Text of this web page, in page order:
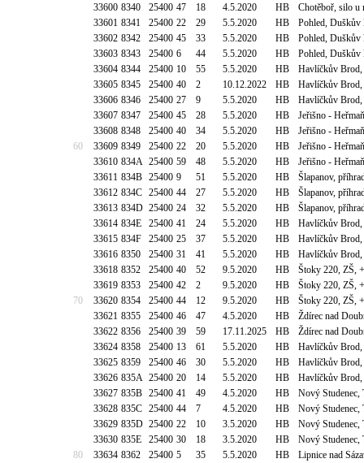
33600 8340 25400 47 18 4.5.2020 HB
Chotěboř, silo u
33601 8341 25400 22 29 5.5.2020 HB
Pohled, Duškův
33602 8342 25400 45 33 5.5.2020 HB
Pohled, Duškův
33603 8343 25400 6 44 5.5.2020 HB
Pohled, Duškův
33604 8344 25400 10 55 5.5.2020 HB
Havlíčkův
33605 8345 25400 40 2 10.12.2022 HB
Havlíčkův
33606 8346 25400 27 9 5.5.2020 HB
Havlíčkův
33607 8347 25400 45 28 5.5.2020 HB
Jeřišno -
33608 8348 25400 40 34 5.5.2020 HB
Jeřišno -
60
33609 8349 25400 22 20 5.5.2020 HB
Jeřišno -
33610 834A 25400 59 48 5.5.2020 HB
Jeřišno -
33611 834B 25400 9 51 5.5.2020 HB
Šlapanov,
33612 834C 25400 44 27 5.5.2020 HB
Šlapanov,
33613 834D 25400 24 32 5.5.2020 HB
Šlapanov,
33614 834E 25400 41 24 5.5.2020 HB
Havlíčkův Brod,
33615 834F 25400 25 37 5.5.2020 HB
Havlíčkův Brod,
33616 8350 25400 31 41 5.5.2020 HB
Havlíčkův Brod,
33618 8352 25400 40 52 9.5.2020 HB
Štoky 220, ZŠ,
33619 8353 25400 42 2 9.5.2020 HB
Štoky 220, ZŠ,
70
33620 8354 25400 44 12 9.5.2020 HB
Štoky 220, ZŠ,
33621 8355 25400 46 47 4.5.2020 HB
Ždírec nad
33622 8356 25400 39 59 17.11.2025 HB
Ždírec nad
33624 8358 25400 13 61 5.5.2020 HB
Havlíčkův Brod,
33625 8359 25400 46 30 5.5.2020 HB
Havlíčkův Brod,
33626 835A 25400 20 14 5.5.2020 HB
Havlíčkův Brod,
33627 835B 25400 41 49 4.5.2020 HB
Nový Studenec,
33628 835C 25400 44 7 4.5.2020 HB
Nový Studenec,
33629 835D 25400 22 10 3.5.2020 HB
Nový Studenec,
33630 835E 25400 30 18 3.5.2020 HB
Nový Studenec,
80
33634 8362 25400 5 35 5.5.2020 HB
Lipnice nad